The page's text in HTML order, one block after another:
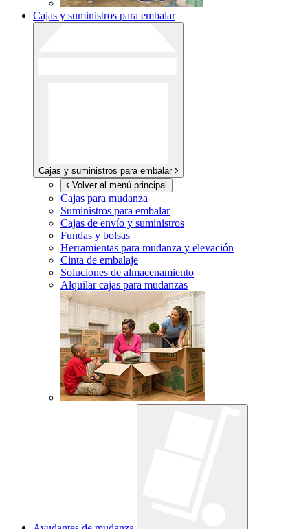
Cajas y suministros para embalar
Cajas y suministros para embalar
Volver al menú principal
Cajas para mudanza
Suministros para embalar
Cajas de envío y suministros
Fundas y bolsas
Herramientas para mudanza y elevación
Cinta de embalaje
Soluciones de almacenamiento
Alquilar cajas para mudanzas